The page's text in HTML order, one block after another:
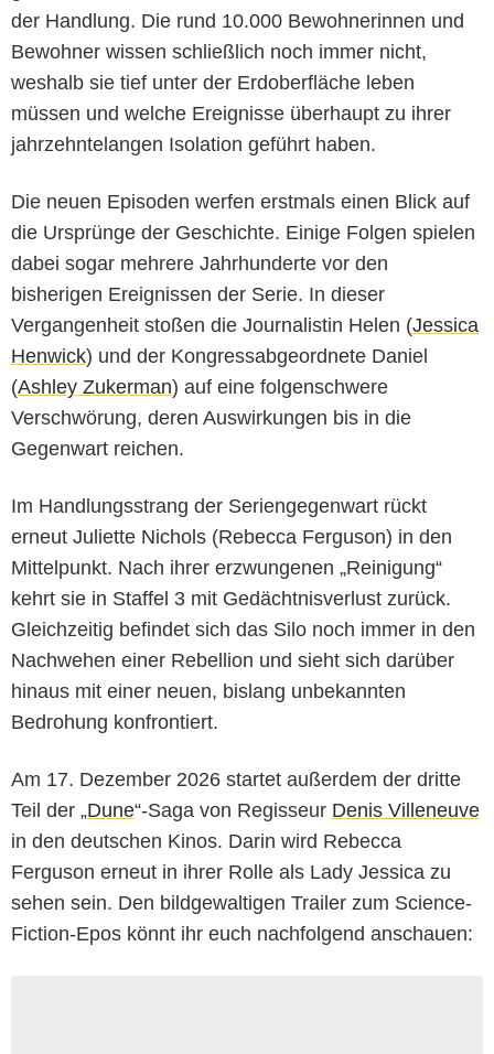
der Handlung. Die rund 10.000 Bewohnerinnen und
Bewohner wissen schließlich noch immer nicht,
weshalb sie tief unter der Erdoberfläche leben
müssen und welche Ereignisse überhaupt zu ihrer
jahrzehntelangen Isolation geführt haben.
Die neuen Episoden werfen erstmals einen Blick auf
die Ursprünge der Geschichte. Einige Folgen spielen
dabei sogar mehrere Jahrhunderte vor den
bisherigen Ereignissen der Serie. In dieser
Vergangenheit stoßen die Journalistin Helen (Jessica
Henwick) und der Kongressabgeordnete Daniel
(Ashley Zukerman) auf eine folgenschwere
Verschwörung, deren Auswirkungen bis in die
Gegenwart reichen.
Im Handlungsstrang der Seriengegenwart rückt
erneut Juliette Nichols (Rebecca Ferguson) in den
Mittelpunkt. Nach ihrer erzwungenen „Reinigung“
kehrt sie in Staffel 3 mit Gedächtnisverlust zurück.
Gleichzeitig befindet sich das Silo noch immer in den
Nachwehen einer Rebellion und sieht sich darüber
hinaus mit einer neuen, bislang unbekannten
Bedrohung konfrontiert.
Am 17. Dezember 2026 startet außerdem der dritte
Teil der „Dune“-Saga von Regisseur Denis Villeneuve
in den deutschen Kinos. Darin wird Rebecca
Ferguson erneut in ihrer Rolle als Lady Jessica zu
sehen sein. Den bildgewaltigen Trailer zum Science-
Fiction-Epos könnt ihr euch nachfolgend anschauen: